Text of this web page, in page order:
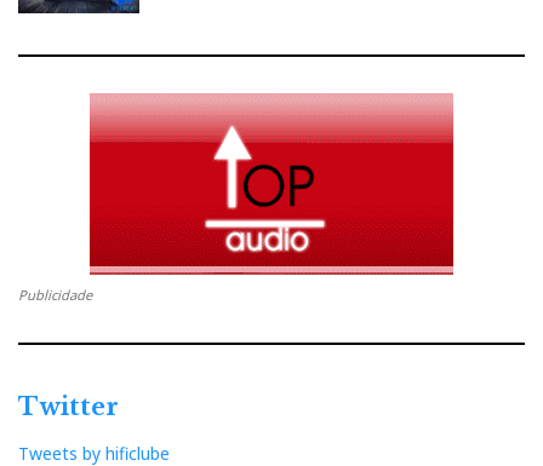
Publicidade
Twitter
Tweets by hificlube